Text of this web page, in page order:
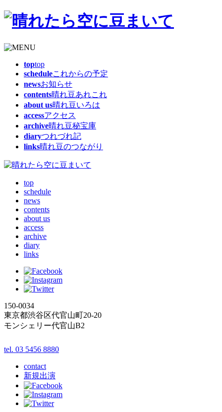
toptop
scheduleこれからの予定
newsお知らせ
contents晴れ豆あれこれ
about us晴れ豆いろは
accessアクセス
archive晴れ豆秘宝庫
diaryつれづれ記
links晴れ豆のつながり
top
schedule
news
contents
about us
access
archive
diary
links
150-0034
東京都渋谷区代官山町20-20
モンシェリー代官山B2
tel. 03 5456 8880
contact
新規出演